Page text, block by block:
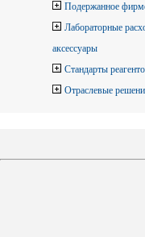
Подержанное
Лабораторные
аксессуары
Стандарты
Отраслевые